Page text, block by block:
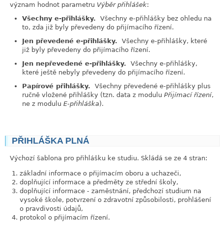
význam hodnot parametru Výběr přihlášek:
Všechny e-přihlášky.
Všechny e-přihlášky bez ohledu na
to, zda již byly převedeny do přijímacího řízení.
Jen převedené e-přihlášky.
Všechny e-přihlášky, které
již byly převedeny do přijímacího řízení.
Jen nepřevedené e-přihlášky.
Všechny e-přihlášky,
které ještě nebyly převedeny do přijímacího řízení.
Papírové přihlášky.
Všechny převedené e-přihlášky plus
ručně vložené přihlášky (tzn. data z modulu Přijímací řízení,
ne z modulu E-přihláška).
PŘIHLÁŠKA PLNÁ
Výchozí šablona pro přihlášku ke studiu. Skládá se ze 4 stran:
základní informace o přijímacím oboru a uchazeči,
doplňující informace a předměty ze střední školy,
doplňující informace - zaměstnání, předchozí studium na
vysoké škole, potvrzení o zdravotní způsobilosti, prohlášení
o pravdivosti údajů,
protokol o přijímacím řízení.